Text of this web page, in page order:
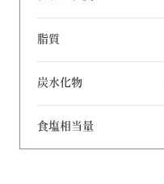
脂質
炭水化物
食塩相当量